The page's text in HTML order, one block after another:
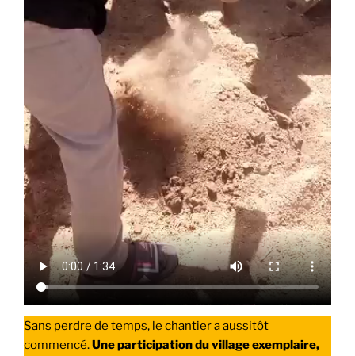
Sans perdre de temps, le chantier a aussitôt
commencé.Une participation du village exemplaire,